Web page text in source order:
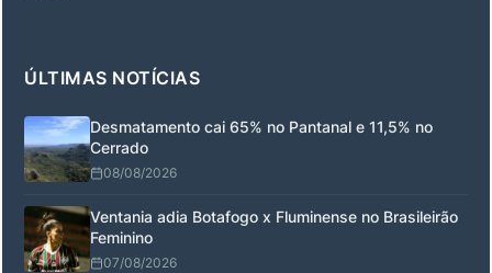
ÚLTIMAS NOTÍCIAS
Desmatamento cai 65% no Pantanal e 11,5% no
Cerrado
08/08/2026
Ventania adia Botafogo x Fluminense no Brasileirão
Feminino
07/08/2026